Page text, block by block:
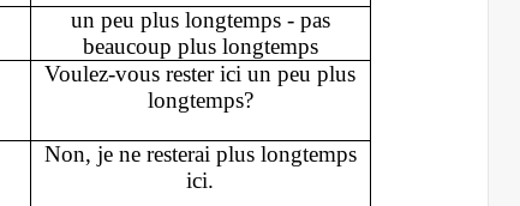
un peu plus longtemps - pas
beaucoup plus longtemps
Voulez-vous rester ici un peu plus
longtemps?
Non, je ne resterai plus longtemps
ici.